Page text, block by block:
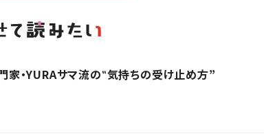
・YURAサマ流の‟気持ちの受け止め方”